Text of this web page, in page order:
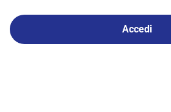
Accedi